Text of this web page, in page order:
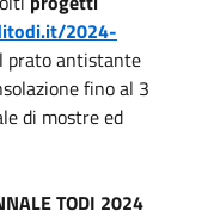
it/2024-
prato antistante
fino al 3
di mostre ed
TODI 2024